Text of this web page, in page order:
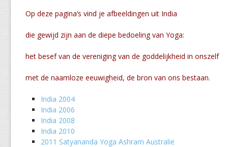
Op deze pagina’s vind je afbeeldingen uit India
die gewijd zijn aan de diepe bedoeling van Yoga:
het besef van de vereniging van de goddelijkheid in onszelf
met de naamloze eeuwigheid, de bron van ons bestaan.
India 2004
India 2006
India 2008
India 2010
2011 Satyananda Yoga Ashram Australië